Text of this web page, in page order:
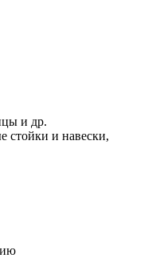
и др.
стойки и навески,